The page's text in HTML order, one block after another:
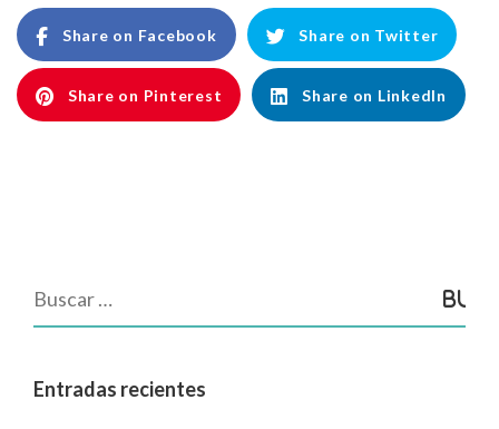
Share on Facebook Share on Twitter
Share on Pinterest Share on LinkedIn
Entradas recientes